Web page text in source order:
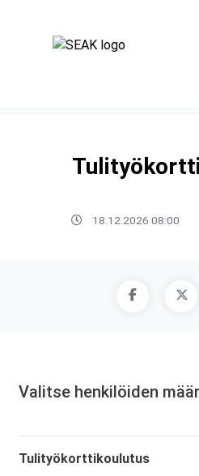
18.12.2026 08:00
Valitse henkilöiden
Tulityökorttikoulutus